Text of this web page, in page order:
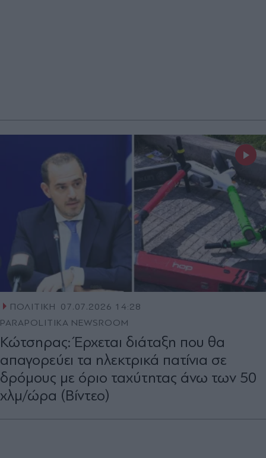
ΠΟΛΙΤΙΚΗ
07.07.2026 14:28
PARAPOLITIKA NEWSROOM
Κώτσηρας: Έρχεται διάταξη που θα
απαγορεύει τα ηλεκτρικά πατίνια σε
δρόμους με όριο ταχύτητας άνω των 50
χλμ/ώρα (Βίντεο)